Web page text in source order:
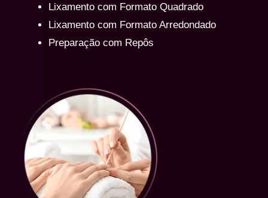
Lixamento com Formato Quadrado
Lixamento com Formato Arredondado
Preparação com Repôs